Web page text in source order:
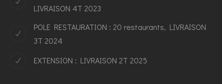
LIVRAISON 4T 2023
POLE RESTAURATION : 20 restaurants, LIVRAISON
3T 2024
EXTENSION : LIVRAISON 2T 2025